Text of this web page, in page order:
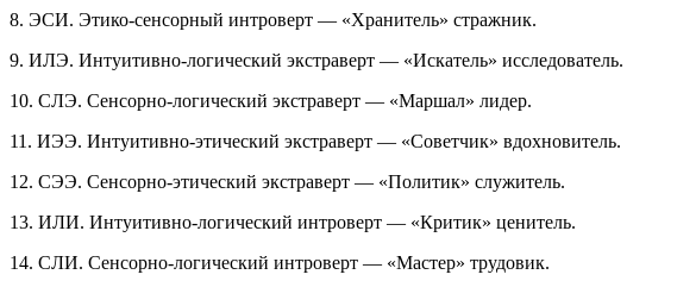
8. ЭСИ. Этико-сенсорный интроверт — «Хранитель» стражник.
9. ИЛЭ. Интуитивно-логический экстраверт — «Искатель» исследователь.
10. СЛЭ. Сенсорно-логический экстраверт — «Маршал» лидер.
11. ИЭЭ. Интуитивно-этический экстраверт — «Советчик» вдохновитель.
12. СЭЭ. Сенсорно-этический экстраверт — «Политик» служитель.
13. ИЛИ. Интуитивно-логический интроверт — «Критик» ценитель.
14. СЛИ. Сенсорно-логический интроверт — «Мастер» трудовик.